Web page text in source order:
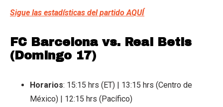
Sigue las estadísticas del partido AQUÍ
FC Barcelona vs. Real Betis
(Domingo 17)
Horarios: 15:15 hrs (ET) | 13:15 hrs (Centro de
México) | 12:15 hrs (Pacífico)